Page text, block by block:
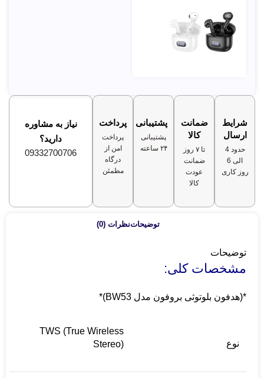
شرایط
ارسال
حدود 4
الی 6
روز کاری
ضمانت
کالا
تا ۷ روز
ضمانت
عودت
کالا
پشتیبانی
پشتیبانی
۲۴ ساعته
پرداخت
پرداخت
امن از
درگاه
مطمئن
نیاز به مشاوره
دارید؟
09332700706
توضیحاتنظرات (0)
توضیحات
مشخصات کلی:
*(هدفون بلوتوثی بروفون مدل BW53)*
نوع
TWS (True Wireless
Stereo)